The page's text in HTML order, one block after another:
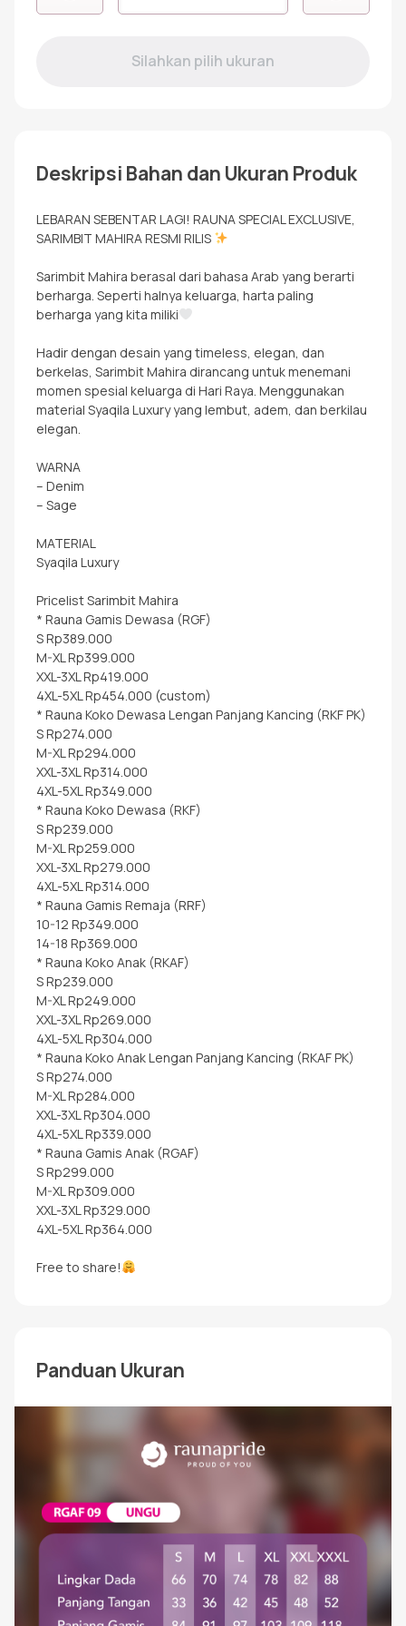
RKF
Deskripsi Bahan dan Ukuran Produk
LEBARAN SEBENTAR LAGI! RAUNA SPECIAL EXCLUSIVE,
SARIMBIT MAHIRA RESMI RILIS
Sarimbit Mahira berasal dari bahasa Arab yang berarti
berharga. Seperti halnya keluarga, harta paling
berharga yang kita miliki
Hadir dengan desain yang timeless, elegan, dan
berkelas, Sarimbit Mahira dirancang untuk menemani
momen spesial keluarga di Hari Raya. Menggunakan
material Syaqila Luxury yang lembut, adem, dan berkilau
elegan.
WARNA
– Denim
– Sage
MATERIAL
Syaqila Luxury
Pricelist Sarimbit Mahira
* Rauna Gamis Dewasa (RGF)
S Rp389.000
M-XL Rp399.000
XXL-3XL Rp419.000
4XL-5XL Rp454.000 (custom)
* Rauna Koko Dewasa Lengan Panjang Kancing (RKF PK)
S Rp274.000
M-XL Rp294.000
XXL-3XL Rp314.000
4XL-5XL Rp349.000
* Rauna Koko Dewasa (RKF)
S Rp239.000
M-XL Rp259.000
XXL-3XL Rp279.000
4XL-5XL Rp314.000
* Rauna Gamis Remaja (RRF)
10-12 Rp349.000
14-18 Rp369.000
* Rauna Koko Anak (RKAF)
S Rp239.000
M-XL Rp249.000
XXL-3XL Rp269.000
4XL-5XL Rp304.000
* Rauna Koko Anak Lengan Panjang Kancing (RKAF PK)
S Rp274.000
M-XL Rp284.000
XXL-3XL Rp304.000
4XL-5XL Rp339.000
* Rauna Gamis Anak (RGAF)
S Rp299.000
M-XL Rp309.000
XXL-3XL Rp329.000
4XL-5XL Rp364.000
Free to share!
Panduan Ukuran